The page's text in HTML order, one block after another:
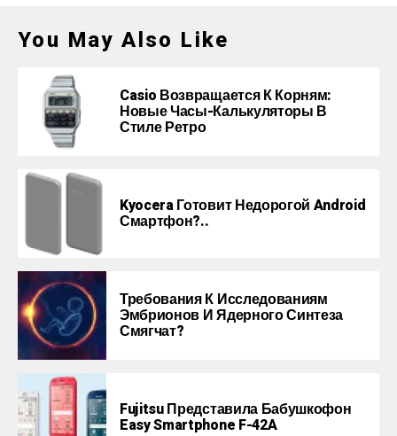
You May Also Like
Casio Возвращается К Корням:
Новые Часы-Калькуляторы В
Стиле Ретро
Kyocera Готовит Недорогой Android
Смартфон?..
Требования К Исследованиям
Эмбрионов И Ядерного Синтеза
Смягчат?
Fujitsu Представила Бабушкофон
Easy Smartphone F-42A